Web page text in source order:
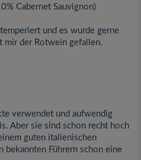
Cabernet Sauvignon)
und es wurde gerne
mir der Rotwein gefallen.
verwendet und aufwendig
Aber sie sind schon recht hoch
guten italienischen
bekannten Führern schon eine